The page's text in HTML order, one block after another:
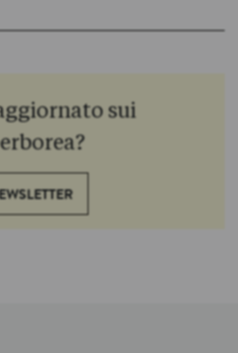
sui